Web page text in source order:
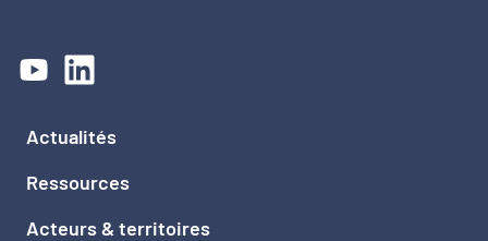
Actualités
Ressources
Acteurs & territoires